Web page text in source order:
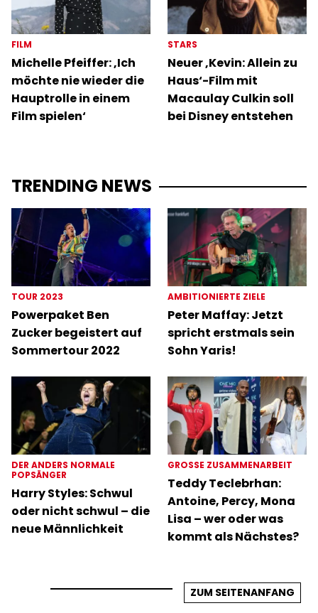
FILM
Michelle Pfeiffer: ‚Ich
möchte nie wieder die
Hauptrolle in einem
Film spielen‘
STARS
Neuer ‚Kevin: Allein zu
Haus‘-Film mit
Macaulay Culkin soll
bei Disney entstehen
TRENDING NEWS
TOUR 2023
Powerpaket Ben
Zucker begeistert auf
Sommertour 2022
AMBITIONIERTE ZIELE
Peter Maffay: Jetzt
spricht erstmals sein
Sohn Yaris!
DER ANDERS NORMALE
POPSÄNGER
Harry Styles: Schwul
oder nicht schwul – die
neue Männlichkeit
GROSSE ZUSAMMENARBEIT
Teddy Teclebrhan:
Antoine, Percy, Mona
Lisa – wer oder was
kommt als Nächstes?
ZUM SEITENANFANG